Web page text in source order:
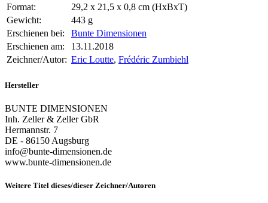
Format:
29,2 x 21,5 x 0,8 cm (HxBxT)
Gewicht:
443 g
Erschienen bei:
Bunte Dimensionen
Erschienen am:
13.11.2018
Zeichner/Autor: Eric Loutte, Frédéric Zumbiehl
Hersteller
BUNTE DIMENSIONEN
Inh. Zeller & Zeller GbR
Hermannstr. 7
DE - 86150 Augsburg
info@bunte-dimensionen.de
www.bunte-dimensionen.de
Weitere Titel dieses/dieser Zeichner/Autoren